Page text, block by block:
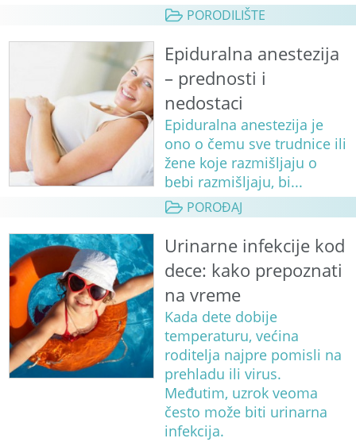
PORODILIŠTE
Epiduralna anestezija
– prednosti i
nedostaci
Epiduralna anestezija je
ono o čemu sve trudnice ili
žene koje razmišljaju o
bebi razmišljaju, bi...
POROĐAJ
Urinarne infekcije kod
dece: kako prepoznati
na vreme
Kada dete dobije
temperaturu, većina
roditelja najpre pomisli na
prehladu ili virus.
Međutim, uzrok veoma
često može biti urinarna
infekcija.